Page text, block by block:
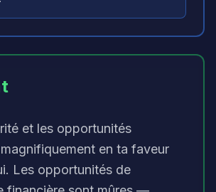
et les opportunités
en ta faveur
Les opportunités de